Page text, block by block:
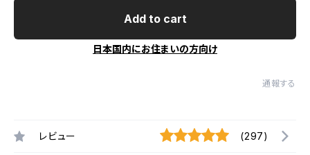
Add to cart
日本国内にお住まいの方向け
通報する
レビュー (297)